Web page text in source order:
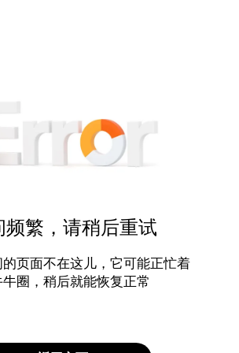
频繁，请稍后重试
页面不在这儿，它可能正忙着
牛圈，稍后就能恢复正常